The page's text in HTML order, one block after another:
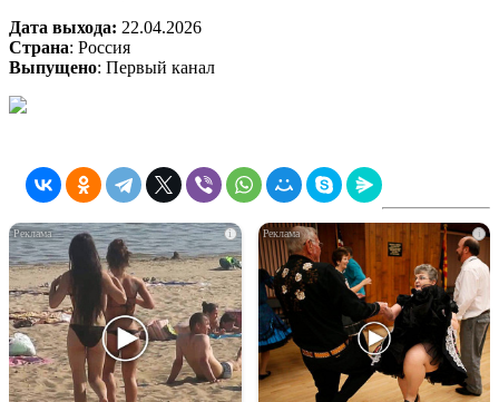
Дата выхода: 22.04.2026
Страна: Россия
Выпущено: Первый канал
i i